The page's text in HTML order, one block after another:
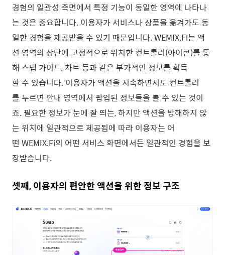
경험의 일관성 측면에서 특정 기능이 동일한 영역에 나타나
는 것은 중요합니다. 이용자가 서비스나 상품을 옮겨가도 동
일한 경험을 제공받을 수 있기 때문입니다. WEMIX.Fi는 액
션 영역의 상단에 고정적으로 위치한 컨트롤러(아이콘)를 통
해 스텝 가이드, 차트 등과 같은 부가적인 정보를 획득
할 수 있습니다. 이용자가 액션을 지속하면서도 컨트롤러
를 누르면 안내 영역에서 팝업된 정보들을 볼 수 있는 것이
죠. 필요한 정보가 눈에 잘 띄는, 하지만 액션을 방해하지 않
는 위치에 일관적으로 제공됨에 따라 이용자는 어
떤 WEMIX.Fi의 어떤 서비스 화면에서든 일관적인 경험을 보
장받습니다.
셋째, 이용자의 편안한 액션을 위한 정보 구조